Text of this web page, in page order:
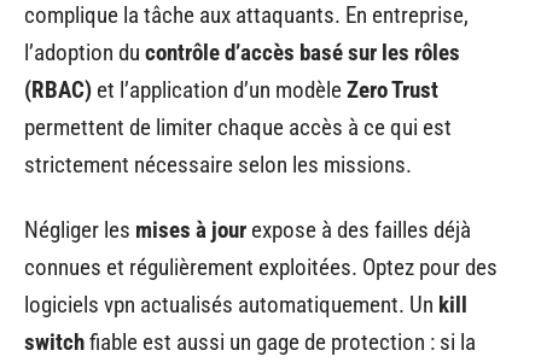
complique la tâche aux attaquants. En entreprise,
l’adoption du contrôle d’accès basé sur les rôles
(RBAC) et l’application d’un modèleZero Trust
permettent de limiter chaque accès à ce qui est
strictement nécessaire selon les missions.
Négliger les mises à jour expose à des failles déjà
connues et régulièrement exploitées. Optez pour des
logiciels vpn actualisés automatiquement. Un kill
switchfiable est aussi un gage de protection : si la